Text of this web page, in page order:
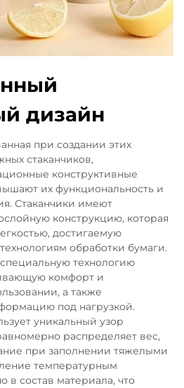
дизайн
при создании этих
стаканчиков,
конструктивные
их функциональность и
Стаканчики имеют
конструкцию, которая
достигаемую
обработки бумаги.
технологию
комфорт и
а также
под нагрузкой.
уникальный узор
распределяет вес,
при заполнении тяжелыми
температурным
в состав материала, что